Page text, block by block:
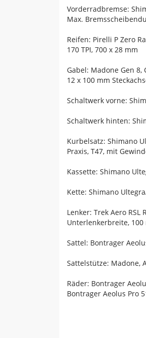
Vorderradbremse:
Max. Bremsscheibendu
Reifen: Pirelli P Zero
170 TPI, 700 x 28 mm
Gabel: Madone Gen
12 x 100 mm
Schaltwerk vorne:
Schaltwerk hinten:
Kurbelsatz: Shimano
Praxis, T47, mit
Kassette: Shimano
Kette: Shimano
Lenker: Trek Aero
Unterlenkerbreite,
Sattel: Bontrager
Sattelstütze: Madone,
Räder: Bontrager
Bontrager Aeolus Pro